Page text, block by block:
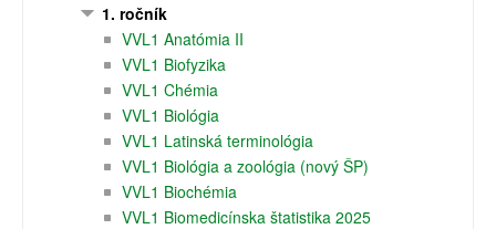
1. ročník
VVL1 Anatómia II
VVL1 Biofyzika
VVL1 Chémia
VVL1 Biológia
VVL1 Latinská terminológia
VVL1 Biológia a zoológia (nový ŠP)
VVL1 Biochémia
VVL1 Biomedicínska štatistika 2025